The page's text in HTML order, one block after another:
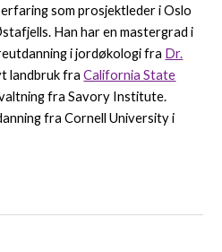
som prosjektleder i Oslo
Han har en mastergrad i
i jordøkologi fra Dr.
landbruk fraCalifornia State
fra Savory Institute.
fra Cornell Universityi